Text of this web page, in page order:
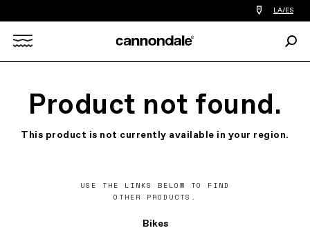
Encontrar
tiedas
bicicletas
de
LA/ES
Product not found.
This product is not currently available in your region.
USE THE LINKS BELOW TO FIND
OTHER PRODUCTS.
Bikes